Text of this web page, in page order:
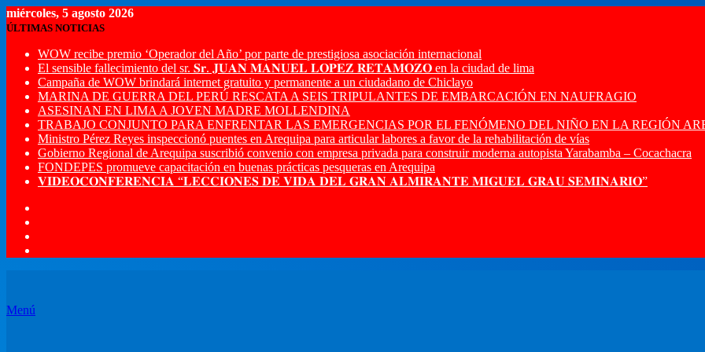
miércoles, 5 agosto 2026
ÚLTIMAS NOTICIAS
WOW recibe premio ‘Operador del Año’ por parte de prestigiosa asociación internacional
El sensible fallecimiento del sr. 𝐒𝐫. 𝐉𝐔𝐀𝐍 𝐌𝐀𝐍𝐔𝐄𝐋 𝐋𝐎𝐏𝐄𝐙 𝐑𝐄𝐓𝐀𝐌𝐎𝐙𝐎 en la ciudad de lima
Campaña de WOW brindará internet gratuito y permanente a un ciudadano de Chiclayo
MARINA DE GUERRA DEL PERÚ RESCATA A SEIS TRIPULANTES DE EMBARCACIÓN EN NAUFRAGIO
ASESINAN EN LIMA A JOVEN MADRE MOLLENDINA
TRABAJO CONJUNTO PARA ENFRENTAR LAS EMERGENCIAS POR EL FENÓMENO DEL NIÑO EN LA REGIÓN
Ministro Pérez Reyes inspeccionó puentes en Arequipa para articular labores a favor de la rehabilitación de vías
Gobierno Regional de Arequipa suscribió convenio con empresa privada para construir moderna autopista Yarabamba – Cocachacra
FONDEPES promueve capacitación en buenas prácticas pesqueras en Arequipa
𝐕𝐈𝐃𝐄𝐎𝐂𝐎𝐍𝐅𝐄𝐑𝐄𝐍𝐂𝐈𝐀 “𝐋𝐄𝐂𝐂𝐈𝐎𝐍𝐄𝐒 𝐃𝐄 𝐕𝐈𝐃𝐀 𝐃𝐄𝐋 𝐆𝐑𝐀𝐍 𝐀𝐋𝐌𝐈𝐑𝐀𝐍𝐓𝐄 𝐌𝐈𝐆𝐔𝐄𝐋 𝐆𝐑𝐀𝐔 𝐒𝐄𝐌𝐈𝐍𝐀𝐑𝐈𝐎”
Menú